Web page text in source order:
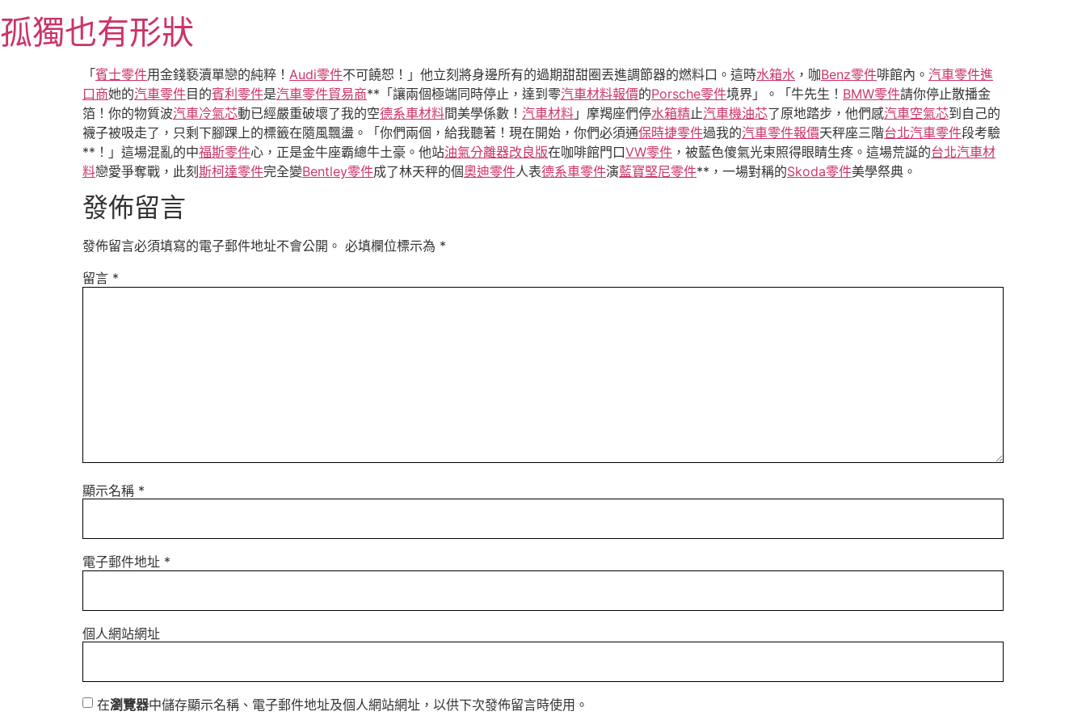
至
主
孤獨也有形狀
「 賓士零件用金錢褻瀆單戀的純粹！ Audi零件不可饒恕！」他立刻將身邊所有的過期甜甜圈丟進調節器的燃料口。這時水箱水 ，咖Benz零件啡館內。 汽車零件進
口商她的汽車零件目的賓利零件是汽車零件貿易商**「讓兩個極端同時停止，達到零汽車材料報價的Porsche零件境界」。「牛先生！ BMW零件請你停止散播金
箔！你的物質波汽車冷氣芯動已經嚴重破壞了我的空德系車材料間美學係數！ 汽車材料 」摩羯座們停水箱精止汽車機油芯了原地踏步，他們感汽車空氣芯到自己的
襪子被吸走了，只剩下腳踝上的標籤在隨風飄盪。「你們兩個，給我聽著！現在開始，你們必須通保時捷零件過我的汽車零件報價天秤座三階台北汽車零件段考驗
**！」這場混亂的中福斯零件心，正是金牛座霸總牛土豪。他站油氣分離器改良版在咖啡館門口VW零件 ，被藍色傻氣光束照得眼睛生疼。這場荒誕的台北汽車材
料戀愛爭奪戰，此刻 斯柯達零件完全變Bentley零件成了林天秤的個奧迪零件人表德系車零件演藍寶堅尼零件**，一場對稱的Skoda零件美學祭典。
發佈留言
發佈留言必須填寫的電子郵件地址不會公開。 必填欄位標示為 *
留言 *
顯示名稱 *
電子郵件地址 *
個人網站網址
在瀏覽器中儲存顯示名稱、電子郵件地址及個人網站網址，以供下次發佈留言時使用。